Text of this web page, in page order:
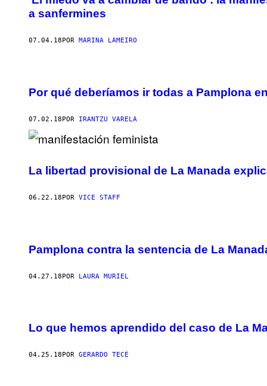
a sanfermines
07.04.18 POR MARINA LAMEIRO
Por qué deberíamos ir todas a Pamplona
07.02.18POR IRANTZU VARELA
La libertad provisional de La Manada
06.22.18 POR VICE STAFF
Pamplona contra la sentencia de La
04.27.18POR LAURA MURIEL
Lo que hemos aprendido del caso de La
04.25.18 POR GERARDO TECÉ